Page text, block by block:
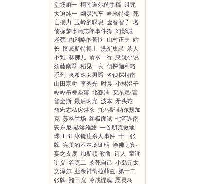
堂场瞬一 柯南道尔的手稿 诅咒
大迫纯一 幽灵汽车 哈米特奖 死
亡接力 玉岭的叹息 金春智子 名
侦探梦水清志郎事件簿 幻影城
老蔡 伽利略的苦恼 山村正夫 站
长
图威斯特博士 洗冤集录 杀人
不难 林佛儿 清水一行 悬疑小说
须藤南翠 稻见一良 侦探伽利略
系列
奥希兹女男爵 名侦探柯南
山田宗树 李秀光 时晨 小林澄子
咚咚吊桥坠落 北森鸿 安东尼·霍
普金斯 最后时光 波本 矛头蛇
詹宏志私房谋杀 托马斯·纳尔瑟加
克 苏格兰场 终极面试 七河迦南
安东尼·赫洛维兹 一首朋克救地
球 FBI 冰镜庄杀人事件 十一张
牌 完美的不在场证明 涂佛之宴·
宴之支度 加斯顿·勒鲁 诗人 童谣
讲义 谷克二 杀死自己 小岛元太
文泽尔 业余神偷拉菲兹 第十二
张牌 翔田宽 冷战谍魂 恶灵岛